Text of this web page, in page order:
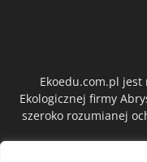
Ekoedu.com.pl jest
Ekologicznej firmy
szeroko rozumianej